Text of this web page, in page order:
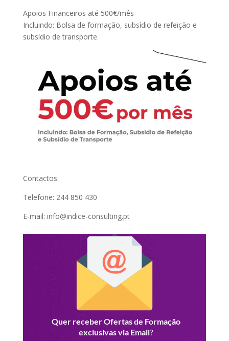
Apoios Financeiros até 500€/mês
Incluindo: Bolsa de formação, subsídio de refeição e
subsídio de transporte.
Contactos:
Telefone: 244 850 430
E-mail: info@indice-consulting.pt